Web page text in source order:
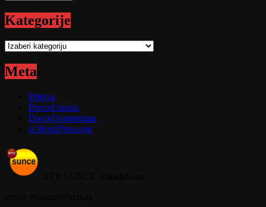
Kategorije
Kategorije
Meta
Prijava
Dovod unosa
Dovod komentara
sr.WordPress.org